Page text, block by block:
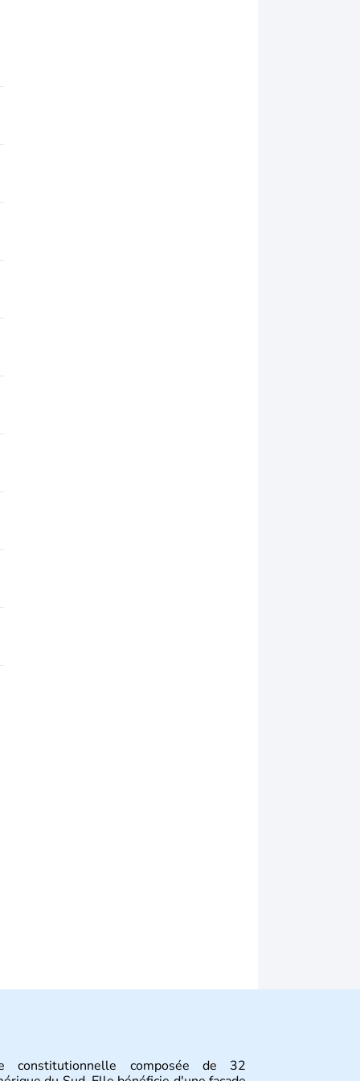
constitutionnelle composée de 32